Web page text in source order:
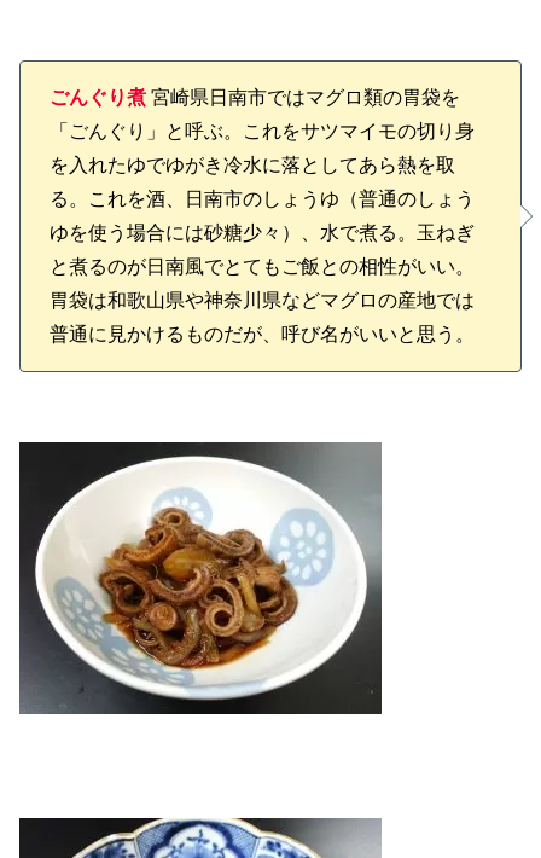
ごんぐり煮 宮崎県日南市ではマグロ類の胃袋を
「ごんぐり」と呼ぶ。これをサツマイモの切り身
を入れたゆでゆがき冷水に落としてあら熱を取
る。これを酒、日南市のしょうゆ（普通のしょう
ゆを使う場合には砂糖少々）、水で煮る。玉ねぎ
と煮るのが日南風でとてもご飯との相性がいい。
胃袋は和歌山県や神奈川県などマグロの産地では
普通に見かけるものだが、呼び名がいいと思う。